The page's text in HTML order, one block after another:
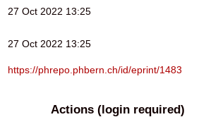
27 Oct 2022 13:25
27 Oct 2022 13:25
https://phrepo.phbern.ch/id/eprint/1483
Actions (login required)